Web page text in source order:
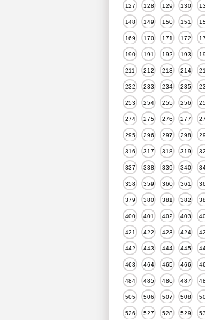
127 128 129 130
148 149 150 151
169 170 171 172
190 191 192 193
211 212 213 214
232 233 234 235
253 254 255 256
274 275 276 277
295 296 297 298
316 317 318 319
337 338 339 340
358 359 360 361
379 380 381 382
400 401 402 403
421 422 423 424
442 443 444 445
463 464 465 466
484 485 486 487
505 506 507 508
526 527 528 529